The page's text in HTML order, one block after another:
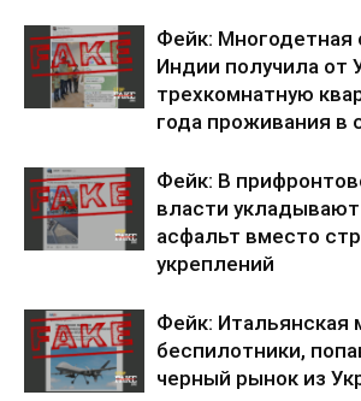
Фейк: Многодетная
Индии получила от
трехкомнатную
года проживания в
Фейк: В
власти
асфальт вместо
укреплений
Фейк: Итальянская
беспилотники,
черный рынок из